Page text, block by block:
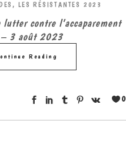
, LES RÉSISTANTES 2023
contre l’accaparement
3 août 2023
Reading
0